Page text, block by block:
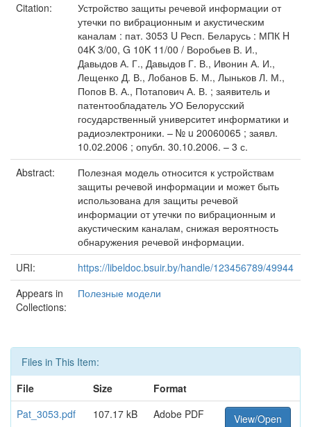
Citation:
Устройство защиты речевой информации от
утечки по вибрационным и акустическим
каналам : пат. 3053 U Респ. Беларусь : МПК H
04K 3/00, G 10K 11/00 / Воробьев В. И.,
Давыдов А. Г., Давыдов Г. В., Ивонин А. И.,
Лещенко Д. В., Лобанов Б. М., Лыньков Л. М.,
Попов В. А., Потапович А. В. ; заявитель и
патентообладатель УО Белорусский
государственный университет информатики и
радиоэлектроники. – № u 20060065 ; заявл.
10.02.2006 ; опубл. 30.10.2006. – 3 с.
Abstract:
Полезная модель относится к устройствам
защиты речевой информации и может быть
использована для защиты речевой
информации от утечки по вибрационным и
акустическим каналам, снижая вероятность
обнаружения речевой информации.
URI:
https://libeldoc.bsuir.by/handle/123456789/49944
Appears in
Collections:
Полезные модели
Files in This Item:
File
Size
Format
Pat_3053.pdf
107.17 kB Adobe PDF View/Open